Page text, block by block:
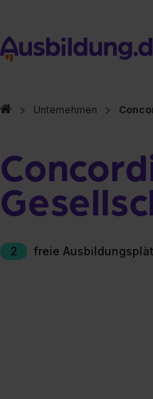
Unternehmen
2 freie